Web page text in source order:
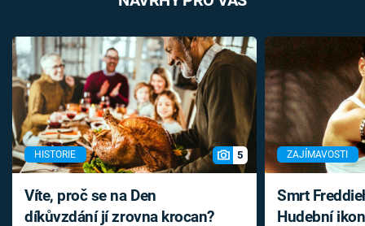
HISTORIE 5
Víte, proč se na Den
díkůvzdání jí zrovna krocan?
ZAJÍMAVOSTI
Smrt
Hudební